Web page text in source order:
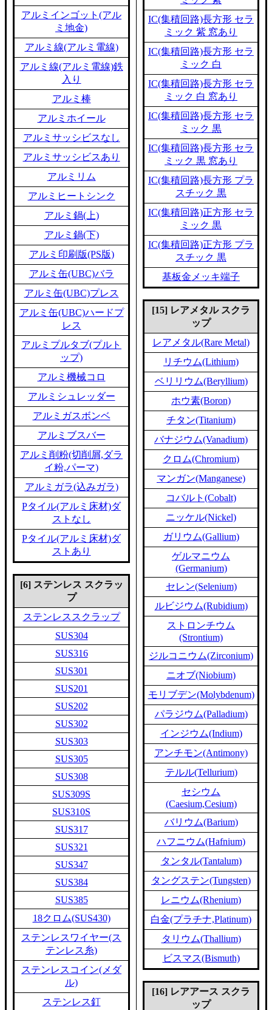
アルミインゴット(アル
ミ地金)
アルミ線(アルミ電線)
アルミ線(アルミ電線)鉄
入り
アルミ棒
アルミホイール
アルミサッシビスなし
アルミサッシビスあり
アルミリム
アルミヒートシンク
アルミ鍋(上)
アルミ鍋(下)
アルミ印刷版(PS版)
アルミ缶(UBC)バラ
アルミ缶(UBC)プレス
アルミ缶(UBC)ハードプ
レス
アルミプルタブ(プルト
ップ)
アルミ機械コロ
アルミシュレッダー
アルミガスボンベ
アルミブスバー
アルミ削粉(切削屑,ダラ
イ粉,パーマ)
アルミガラ(込みガラ)
Pタイル(アルミ床材)ダ
ストなし
Pタイル(アルミ床材)ダ
ストあり
[6] ステンレス スクラッ
プ
ステンレススクラップ
SUS304
SUS316
SUS301
SUS201
SUS202
SUS302
SUS303
SUS305
SUS308
SUS309S
SUS310S
SUS317
SUS321
SUS347
SUS384
SUS385
18クロム(SUS430)
ステンレスワイヤー(ス
テンレス糸)
ステンレスコイン(メダ
ル)
ステンレス釘
IC(集積回路)長方形 セラ
ミック 紫 窓あり
IC(集積回路)長方形 セラ
ミック 白
IC(集積回路)長方形 セラ
ミック 白 窓あり
IC(集積回路)長方形 セラ
ミック 黒
IC(集積回路)長方形 セラ
ミック 黒 窓あり
IC(集積回路)長方形 プラ
スチック 黒
IC(集積回路)正方形 セラ
ミック 黒
IC(集積回路)正方形 プラ
スチック 黒
基板金メッキ端子
[15] レアメタル スクラ
ップ
レアメタル(Rare Metal)
リチウム(Lithium)
ベリリウム(Beryllium)
ホウ素(Boron)
チタン(Titanium)
バナジウム(Vanadium)
クロム(Chromium)
マンガン(Manganese)
コバルト(Cobalt)
ニッケル(Nickel)
ガリウム(Gallium)
ゲルマニウム
(Germanium)
セレン(Selenium)
ルビジウム(Rubidium)
ストロンチウム
(Strontium)
ジルコニウム(Zirconium)
ニオブ(Niobium)
モリブデン(Molybdenum)
パラジウム(Palladium)
インジウム(Indium)
アンチモン(Antimony)
テルル(Tellurium)
セシウム
(Caesium,Cesium)
バリウム(Barium)
ハフニウム(Hafnium)
タンタル(Tantalum)
タングステン(Tungsten)
レニウム(Rhenium)
白金(プラチナ,Platinum)
タリウム(Thallium)
ビスマス(Bismuth)
[16] レアアース スクラ
ップ